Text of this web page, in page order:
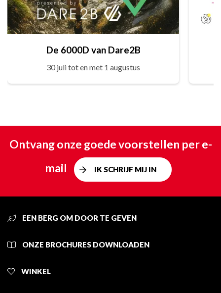
De 6000D van Dare2B
30 juli tot en met 1 augustus
Ontvang onze goede voorstellen per e-
mail
IK SCHRIJF MIJ IN
EEN BERG OM DOOR TE GEVEN
ONZE BROCHURES DOWNLOADEN
WINKEL